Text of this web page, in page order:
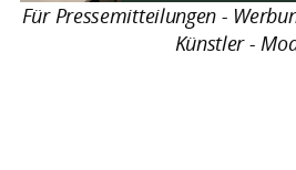
Für Pressemitteilungen -
Künstler -